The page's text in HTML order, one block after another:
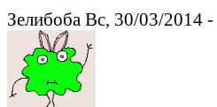
Зелибоба Вс, 30/03/2014